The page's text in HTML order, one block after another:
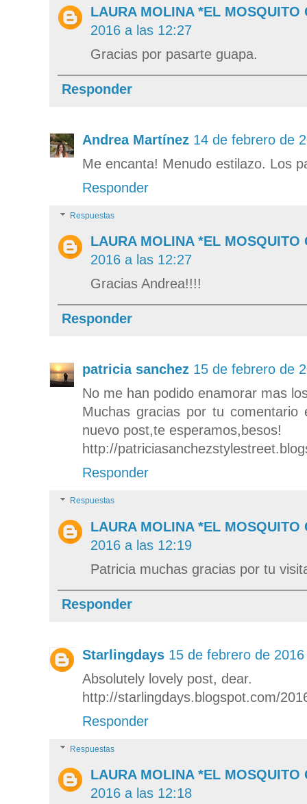
LAURA MOLINA *EL MOSQUITO
2016 a las 12:27
Gracias por pasarte guapa.
Responder
Andrea Martínez 14 de febrero de
Me encanta! Menudo estilazo. Los
Responder
Respuestas
LAURA MOLINA *EL MOSQUITO
2016 a las 12:27
Gracias Andrea!!!!
Responder
patricia sanchez 15 de febrero de
No me han podido enamorar mas
Muchas gracias por tu
nuevo post,te esperamos,besos!
http://
Responder
Respuestas
LAURA MOLINA *EL MOSQUITO
2016 a las 12:19
Patricia muchas gracias por tu
Responder
Starlingdays 15 de febrero de
Absolutely lovely post, dear.
http://starlingdays.blogspot.com/
Responder
Respuestas
LAURA MOLINA *EL MOSQUITO
2016 a las 12:18